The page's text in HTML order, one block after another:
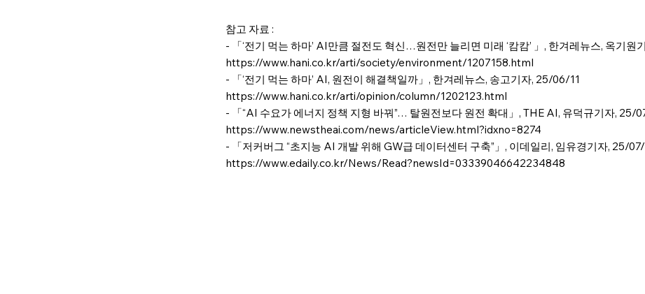
참고 자료 : ​
- 「‘전기 먹는 하마’ AI만큼 절전도 혁신…원전만 늘리면 미래 ‘캄캄’ 」, 한겨레뉴스, 옥기원
https://www.hani.co.kr/arti/society/environment/1207158.html
- 「‘전기 먹는 하마’ AI, 원전이 해결책일까」, 한겨레뉴스, 송고기자, 25/06/11
https://www.hani.co.kr/arti/opinion/column/1202123.html
- 「“AI 수요가 에너지 정책 지형 바꿔”… 탈원전보다 원전 확대」, THE AI, 유덕규기자, 25/
https://www.newstheai.com/news/articleView.html?idxno=8274
- 「저커버그 “초지능 AI 개발 위해 GW급 데이터센터 구축”」, 이데일리, 임유경기자, 25/
https://www.edaily.co.kr/News/Read?newsId=03339046642234848